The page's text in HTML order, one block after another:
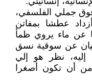
جملي الفلسفي،
عطشا بمفاتن
عن ماء يروي ظمأ
عن سوقية نسق
إليه، نظر هو إلي
أن تكون أصغرا